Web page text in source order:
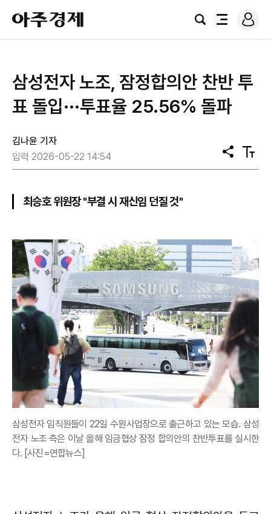
아
주
경
검
전
로
그
삼성전자 노조, 잠정합의안 찬반 투
표 돌입···투표율 25.56% 돌파
김나윤 기자
입력 2026-05-22 14:54
공
유
텍
스
최승호 위원장 "부결 시 재신임 던질 것"
삼성전자 임직원들이 22일 수원사업장으로 출근하고 있는 모습. 삼성
전자 노조 측은 이날 올해 임금협상 잠정 합의안의 찬반투표를 실시한
다. [사진=연합뉴스]